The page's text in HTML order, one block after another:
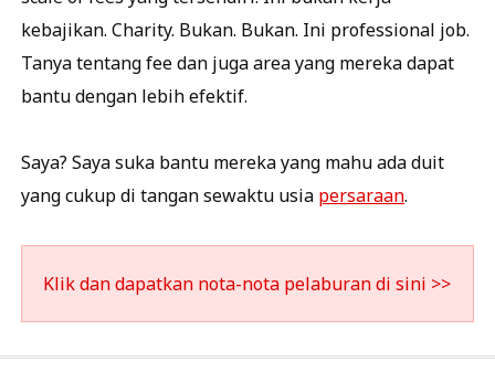
kebajikan. Charity. Bukan. Bukan. Ini professional job.
Tanya tentang fee dan juga area yang mereka dapat
bantu dengan lebih efektif.
Saya? Saya suka bantu mereka yang mahu ada duit
yang cukup di tangan sewaktu usia persaraan.
Klik dan dapatkan nota-nota pelaburan di sini >>